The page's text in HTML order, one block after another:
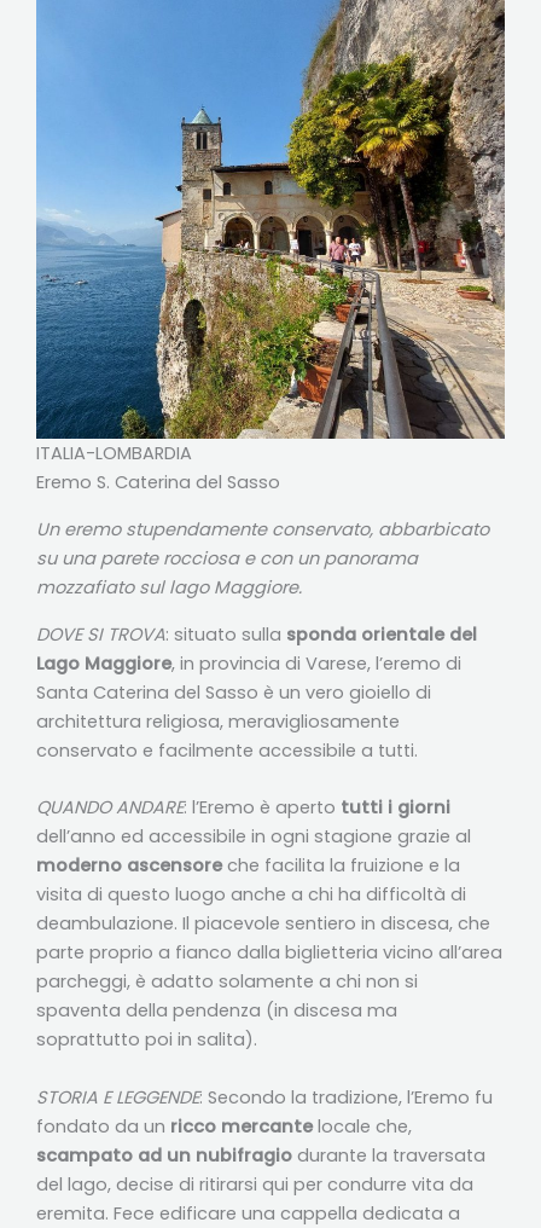
ITALIA-LOMBARDIA
Eremo S. Caterina del Sasso
Un eremo stupendamente conservato, abbarbicato
su una parete rocciosa e con un panorama
mozzafiato sul lago Maggiore.
DOVE SI TROVA: situato sulla sponda orientale del
Lago Maggiore, in provincia di Varese, l’eremo di
Santa Caterina del Sasso è un vero gioiello di
architettura religiosa, meravigliosamente
conservato e facilmente accessibile a tutti.
QUANDO ANDARE: l’Eremo è aperto tutti i giorni
dell’anno ed accessibile in ogni stagione grazie al
moderno ascensoreche facilita la fruizione e la
visita di questo luogo anche a chi ha difficoltà di
deambulazione. Il piacevole sentiero in discesa, che
parte proprio a fianco dalla biglietteria vicino all’area
parcheggi, è adatto solamente a chi non si
spaventa della pendenza (in discesa ma
soprattutto poi in salita).
STORIA E LEGGENDE: Secondo la tradizione, l’Eremo fu
fondato da un ricco mercantelocale che,
scampato ad un nubifragio durante la traversata
del lago, decise di ritirarsi qui per condurre vita da
eremita. Fece edificare una cappella dedicata a